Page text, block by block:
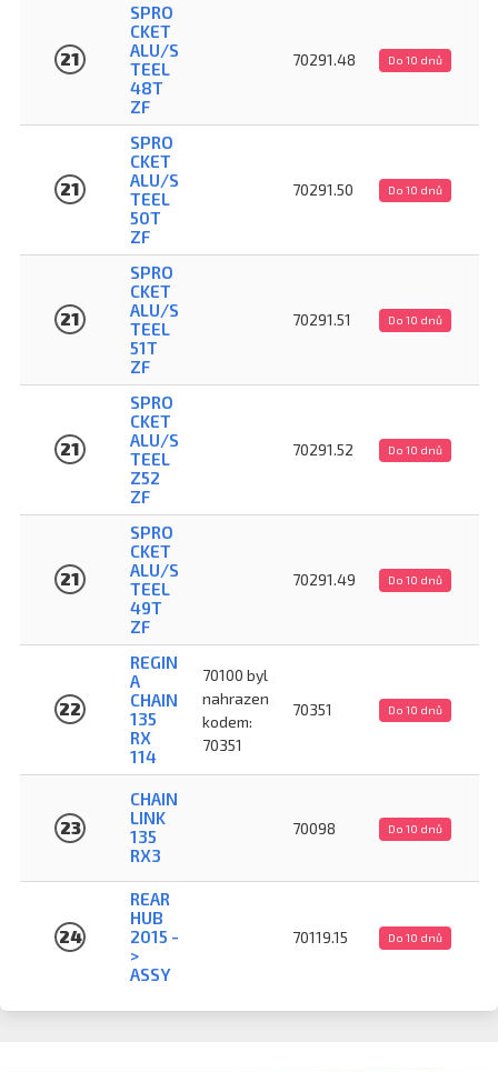
21
SPRO
CKET
ALU/S
TEEL
48T
ZF
70291.48 Do 10 dnů
21
SPRO
CKET
ALU/S
TEEL
50T
ZF
70291.50 Do 10 dnů
21
SPRO
CKET
ALU/S
TEEL
51T
ZF
70291.51 Do 10 dnů
21
SPRO
CKET
ALU/S
TEEL
Z52
ZF
70291.52 Do 10 dnů
21
SPRO
CKET
ALU/S
TEEL
49T
ZF
70291.49 Do 10 dnů
22
REGIN
A
CHAIN
135
RX
114
70100 byl
nahrazen
kodem:
70351
70351 Do 10 dnů
23
CHAIN
LINK
135
RX3
70098 Do 10 dnů
24
REAR
HUB
2015 -
>
ASSY
70119.15 Do 10 dnů